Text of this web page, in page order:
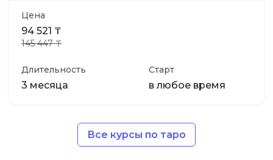
Цена
94 521 ₸
145 447 ₸
Длительность
3 месяца
Старт
в любое время
Все курсы по таро